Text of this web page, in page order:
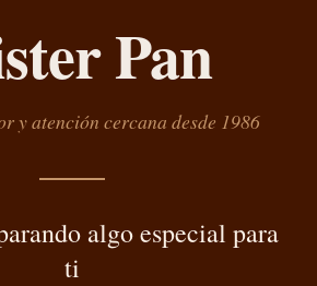
Pan
y atención cercana desde 1986
algo especial para
ti